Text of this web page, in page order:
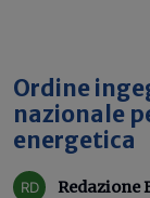
Ordine
nazionale
energetica
Redazione